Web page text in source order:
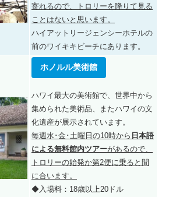
寄れるので、トロリーを降りて見る
ことはないと思います。
ハイアットリージェンシーホテルの
前のワイキキビーチにあります。
ホノルル美術館
ハワイ最大の美術館で、世界中から
集められた美術品、またハワイの文
化遺産が展示されています。
毎週水･金･土曜日の10時から 日本語
による無料館内ツアーがあるので、
トロリーの始発か第2便に乗ると間
に合います。
◆入場料：18歳以上20ドル